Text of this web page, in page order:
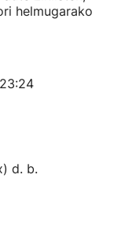
helmugarako
d. b.